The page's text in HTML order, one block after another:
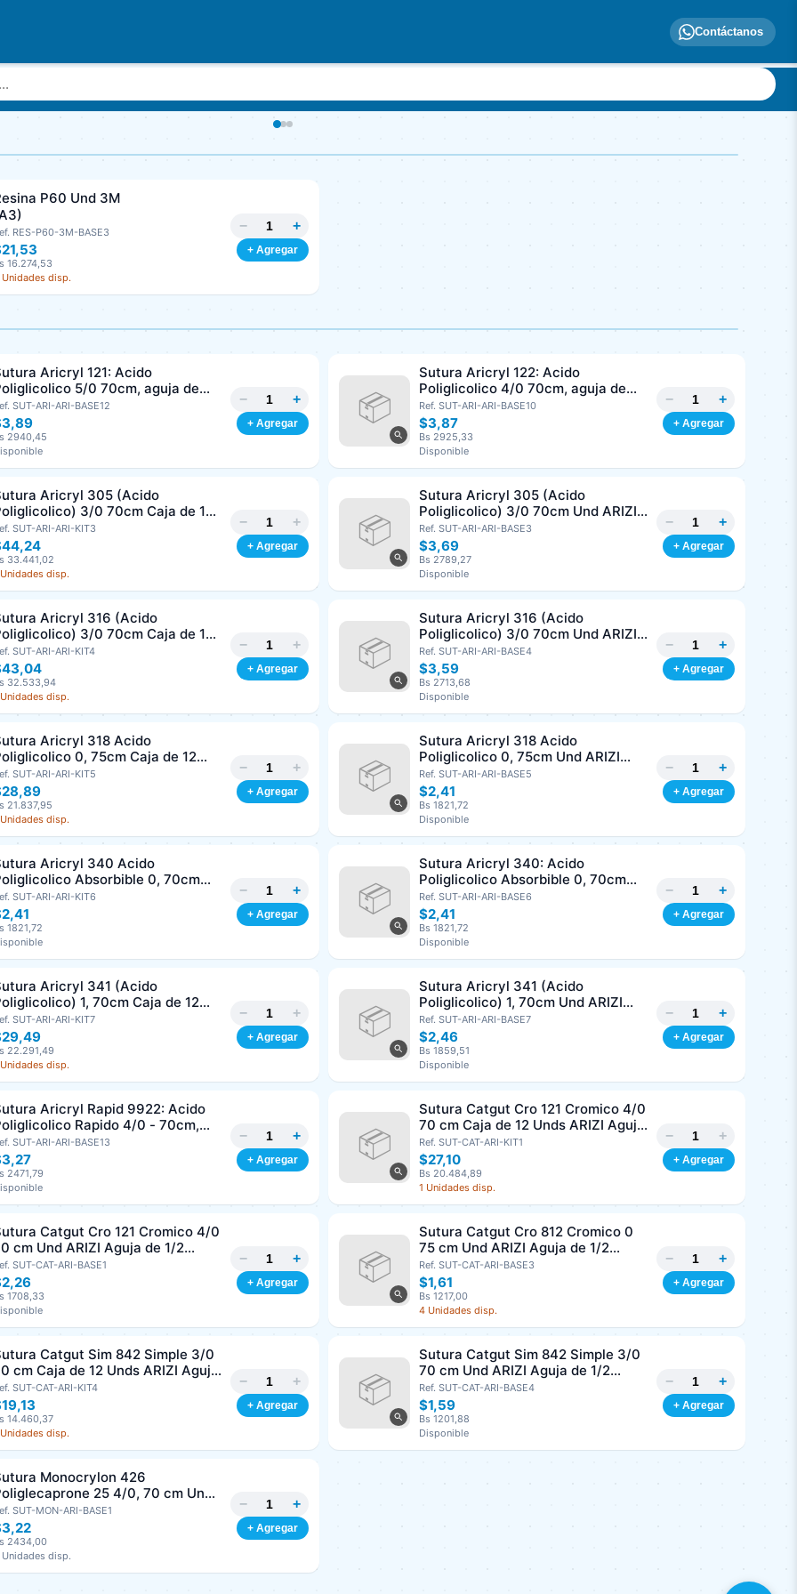
Contáctanos
P60 Und 3M
RES-P60-3M-BASE3
16.274,53
disp.
− +
+ Agregar
Aricryl 121: Acido
5/0 70cm, aguja de
8 Corte Inverso 19mm Und ARIZI
SUT-ARI-ARI-BASE12
2940,45
− +
+ Agregar
Sutura Aricryl 122: Acido
Poliglicolico 4/0 70cm, aguja de
3/8 Corte Inverso 19mm Und ARIZI
Absorbible
Ref. SUT-ARI-ARI-BASE10
$3,87
Bs 2925,33
Disponible
− +
+ Agregar
Aricryl 305 (Acido
3/0 70cm Caja de 12
ARIZI Aguja de 1/2 Circulo
Conica 17mm
SUT-ARI-ARI-KIT3
33.441,02
disp.
− +
+ Agregar
Sutura Aricryl 305 (Acido
Poliglicolico) 3/0 70cm Und ARIZI
Aguja de 1/2 Circulo Punta Conica
17mm
Ref. SUT-ARI-ARI-BASE3
$3,69
Bs 2789,27
Disponible
− +
+ Agregar
Aricryl 316 (Acido
3/0 70cm Caja de 12
ARIZI Aguja de 1/2 Circulo
Conica 26mm
SUT-ARI-ARI-KIT4
32.533,94
disp.
− +
+ Agregar
Sutura Aricryl 316 (Acido
Poliglicolico) 3/0 70cm Und ARIZI
Aguja de 1/2 Circulo Punta Conica
26mm
Ref. SUT-ARI-ARI-BASE4
$3,59
Bs 2713,68
Disponible
− +
+ Agregar
Aricryl 318 Acido
0, 75cm Caja de 12
ARIZI Aguja de 1/2 Punta
26mm
SUT-ARI-ARI-KIT5
21.837,95
disp.
− +
+ Agregar
Sutura Aricryl 318 Acido
Poliglicolico 0, 75cm Und ARIZI
Aguja de 1/2 Punta Cónica 26mm
Ref. SUT-ARI-ARI-BASE5
$2,41
Bs 1821,72
Disponible
− +
+ Agregar
Aricryl 340 Acido
Absorbible 0, 70cm
de 12 Unds ARIZI Aguja de 1/2
Cónica 36mm
SUT-ARI-ARI-KIT6
1821,72
− +
+ Agregar
Sutura Aricryl 340: Acido
Poliglicolico Absorbible 0, 70cm
Und ARIZI Aguja de 1/2 Punta
Cónica 36mm
Ref. SUT-ARI-ARI-BASE6
$2,41
Bs 1821,72
Disponible
− +
+ Agregar
Aricryl 341 (Acido
1, 70cm Caja de 12
ARIZI Aguja de 1/2 Circulo
Conica 36mm
SUT-ARI-ARI-KIT7
22.291,49
disp.
− +
+ Agregar
Sutura Aricryl 341 (Acido
Poliglicolico) 1, 70cm Und ARIZI
Aguja de 1/2 Circulo Punta Conica
36mm
Ref. SUT-ARI-ARI-BASE7
$2,46
Bs 1859,51
Disponible
− +
+ Agregar
Aricryl Rapid 9922: Acido
Rapido 4/0 - 70cm,
de 3/8 Corte Inverso 19mm
ARIZI Absorbible
SUT-ARI-ARI-BASE13
2471,79
− +
+ Agregar
Sutura Catgut Cro 121 Cromico 4/0
70 cm Caja de 12 Unds ARIZI Aguja
de 1/2 Circulo Punta Conica 26 mm
Ref. SUT-CAT-ARI-KIT1
$27,10
Bs 20.484,89
1 Unidades disp.
− +
+ Agregar
Catgut Cro 121 Cromico 4/0
cm Und ARIZI Aguja de 1/2
Punta Conica 26 mm
SUT-CAT-ARI-BASE1
1708,33
− +
+ Agregar
Sutura Catgut Cro 812 Cromico 0
75 cm Und ARIZI Aguja de 1/2
Circulo Punta Conica 37 mm
Ref. SUT-CAT-ARI-BASE3
$1,61
Bs 1217,00
4 Unidades disp.
− +
+ Agregar
Catgut Sim 842 Simple 3/0
cm Caja de 12 Unds ARIZI Aguja
1/2 Circulo Punta Conica 36 mm
SUT-CAT-ARI-KIT4
14.460,37
disp.
− +
+ Agregar
Sutura Catgut Sim 842 Simple 3/0
70 cm Und ARIZI Aguja de 1/2
Circulo Punta Conica 36 mm
Ref. SUT-CAT-ARI-BASE4
$1,59
Bs 1201,88
Disponible
− +
+ Agregar
Monocrylon 426
25 4/0, 70 cm Und
Aguja de 3/8 Corte inverso
mm
SUT-MON-ARI-BASE1
2434,00
disp.
− +
+ Agregar
Generar cotización
Completá los datos para emitir el PDF
Nombre o razón social
Cédula o RIF
Email (opcional)